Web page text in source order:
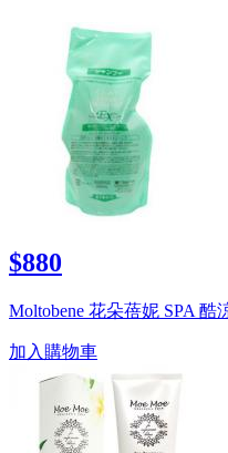
$880
Moltobene 花朵蓓妮 SPA
加入購物車